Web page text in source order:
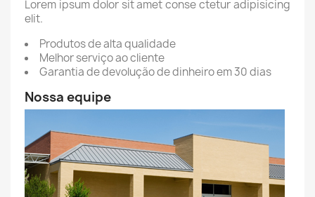
Lorem ipsum dolor sit amet conse ctetur adipisicing
elit.
Produtos de alta qualidade
Melhor serviço ao cliente
Garantia de devolução de dinheiro em 30 dias
Nossa equipe